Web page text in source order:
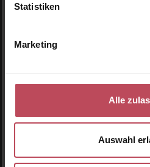
Statistiken
Marketing
Alle
Auswahl
300 ml
27,95 €
Details